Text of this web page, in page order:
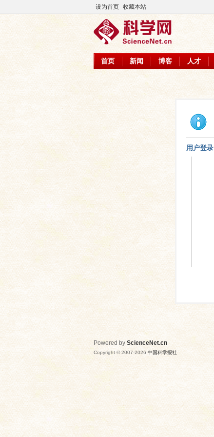
设为首页 收藏本站
首页 新闻 博客 人才
用户登录
Powered by ScienceNet.cn
Copyright © 2007-2026 中国科学报社